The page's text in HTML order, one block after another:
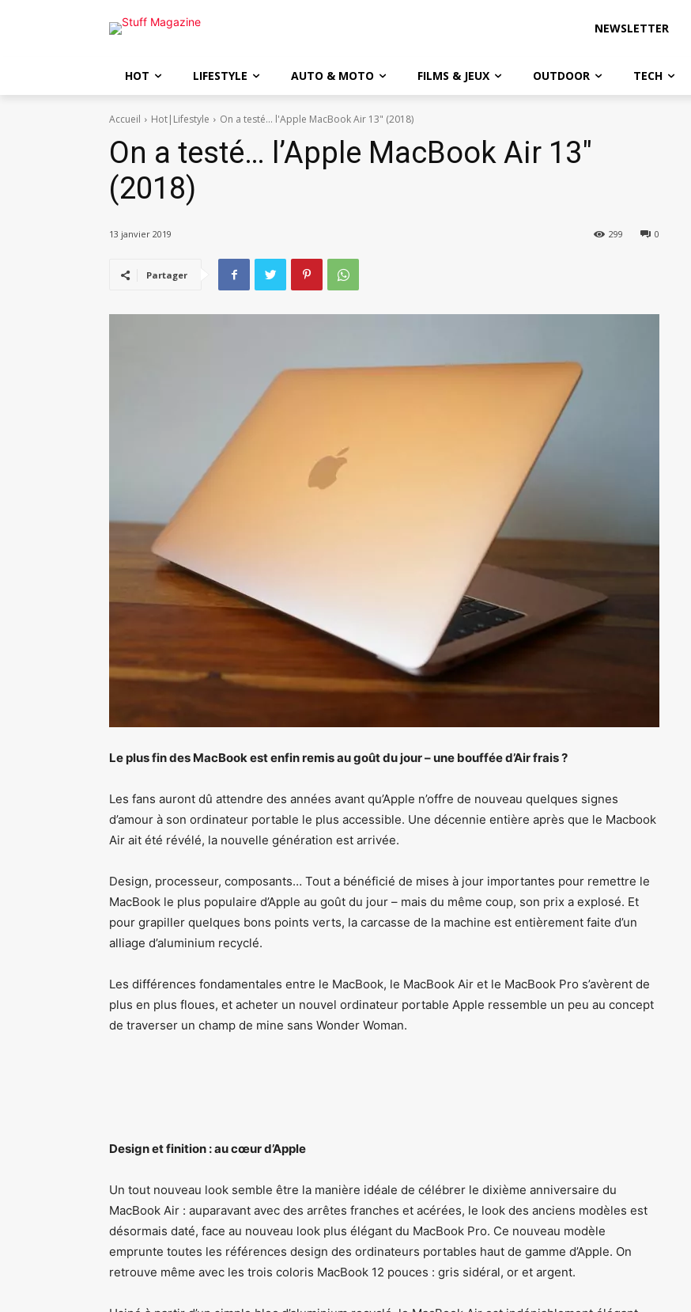
NEWSLETTER
HOT LIFESTYLE AUTO & MOTO FILMS & JEUX OUTDOOR TECH
Accueil Hot|Lifestyle On a testé... l'Apple MacBook Air 13" (2018)
On a testé… l’Apple MacBook Air 13″
(2018)
13 janvier 2019 0
299
Partager
Le plus fin des MacBook est enfin remis au goût du jour – une bouffée d’Air frais ?
Les fans auront dû attendre des années avant qu’Apple n’offre de nouveau quelques signes
d’amour à son ordinateur portable le plus accessible. Une décennie entière après que le Macbook
Air ait été révélé, la nouvelle génération est arrivée.
Design, processeur, composants… Tout a bénéficié de mises à jour importantes pour remettre le
MacBook le plus populaire d’Apple au goût du jour – mais du même coup, son prix a explosé. Et
pour grapiller quelques bons points verts, la carcasse de la machine est entièrement faite d’un
alliage d’aluminium recyclé.
Les différences fondamentales entre le MacBook, le MacBook Air et le MacBook Pro s’avèrent de
plus en plus floues, et acheter un nouvel ordinateur portable Apple ressemble un peu au concept
de traverser un champ de mine sans Wonder Woman.
Design et finition : au cœur d’Apple
Un tout nouveau look semble être la manière idéale de célébrer le dixième anniversaire du
MacBook Air : auparavant avec des arrêtes franches et acérées, le look des anciens modèles est
désormais daté, face au nouveau look plus élégant du MacBook Pro. Ce nouveau modèle
emprunte toutes les références design des ordinateurs portables haut de gamme d’Apple. On
retrouve même avec les trois coloris MacBook 12 pouces : gris sidéral, or et argent.